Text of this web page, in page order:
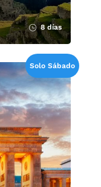
8 días
Solo Sábado